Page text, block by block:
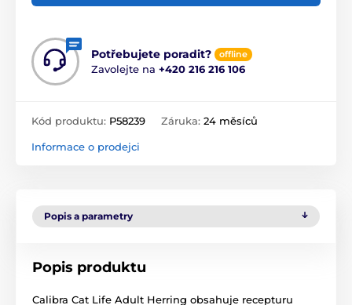
Potřebujete poradit? offline
Zavolejte na +420 216 216 106
Kód produktu: P58239 Záruka: 24 měsíců
Informace o prodejci
Popis a parametry
Popis produktu
Calibra Cat Life Adult Herring obsahuje recepturu